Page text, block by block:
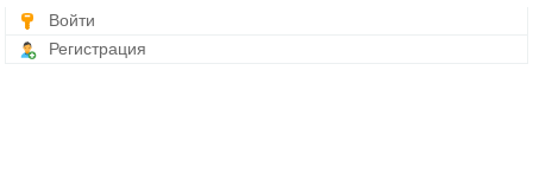
Войти
Регистрация